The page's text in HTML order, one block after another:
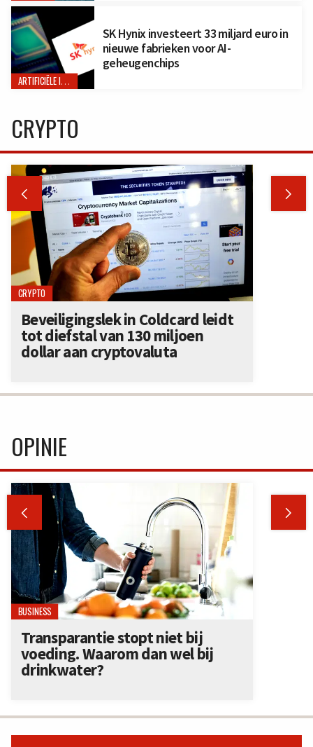
ARTIFICIËLE INTELLIGENTIE
SK Hynix investeert 33 miljard euro in
nieuwe fabrieken voor AI-
geheugenchips
CRYPTO
 
CRYPTO
Beveiligingslek in Coldcard leidt
tot diefstal van 130 miljoen
dollar aan cryptovaluta
OPINIE
 
BUSINESS
Transparantie stopt niet bij
voeding. Waarom dan wel bij
drinkwater?